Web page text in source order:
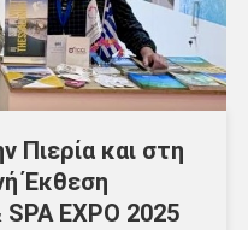
Πιερία και στη
Έκθεση
EXPO 2025